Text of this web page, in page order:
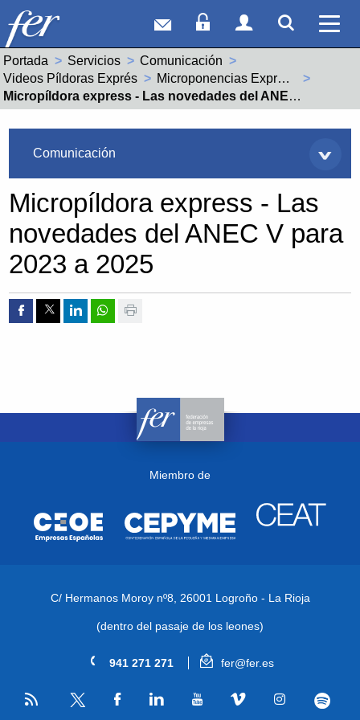
Correo webAcceso Socios
Acceso
Portada Servicios
Comunicación
Videos Píldoras Exprés
Microponencias Express - Laboral
Actual:
Micropíldora express - Las novedades del ANEC V para 2023 a 2025
Comunicación
Micropíldora express - Las
novedades del ANEC V para
2023 a 2025
Compartir por Facebook
Compartir por Twitter
Compartir por Linkedin
Compartir por whatsapp
Imprimir
Miembro de
C/ Hermanos Moroy nº8, 26001 Logroño - La Rioja
(dentro del pasaje de los leones)
941 271 271 fer@fer.es
RSS